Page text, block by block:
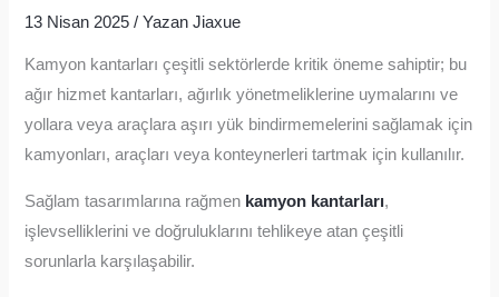
13 Nisan 2025/ Yazan Jiaxue
Kamyon kantarları çeşitli sektörlerde kritik öneme sahiptir; bu
ağır hizmet kantarları, ağırlık yönetmeliklerine uymalarını ve
yollara veya araçlara aşırı yük bindirmemelerini sağlamak için
kamyonları, araçları veya konteynerleri tartmak için kullanılır.
Sağlam tasarımlarına rağmen kamyon kantarları,
işlevselliklerini ve doğruluklarını tehlikeye atan çeşitli
sorunlarla karşılaşabilir.